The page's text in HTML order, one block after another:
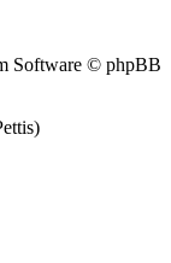
Software © phpBB